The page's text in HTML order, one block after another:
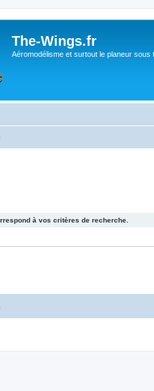
The-Wings.fr
Aéromodélisme et surtout le planeur sous
à vos critères de recherche.